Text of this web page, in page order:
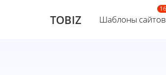
TOBIZ Шаблоны сайтов